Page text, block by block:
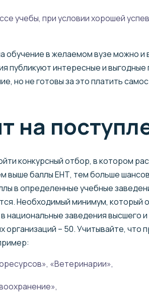
учебы, при условии хорошей
в желаемом вузе можно и
публикуют интересные и
но не готовы за это платить
на
конкурсный отбор, в котором
выше баллы ЕНТ, тем больше
в определенные учебные
Необходимый минимум, который
национальные заведения высшего
организаций – 50. Учитывайте, что
«Ветеринарии»,